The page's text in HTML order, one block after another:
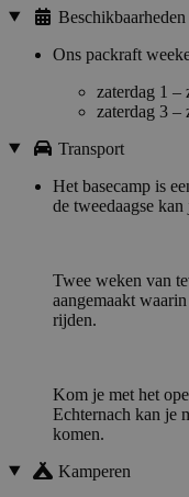
Beschikbaarheden
Ons packraft
zaterdag 1 –
zaterdag 3
Transport
Het basecamp is
de tweedaagse
Twee weken van
aangemaakt
rijden.
Kom je met het
Echternach kan je
komen.
Kamperen